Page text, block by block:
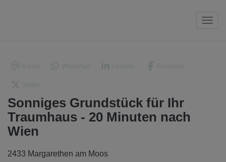
Sonniges Grundstück für Ihr
Traumhaus - 20 Minuten nach
Wien
2433 Margarethen am Moos